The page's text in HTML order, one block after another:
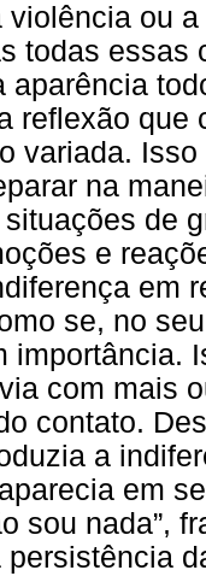
violência ou
todas essas
aparência
reflexão que
variada.
na
de
e
em
se, no
importância.
com mais
contato.
a
em
sou nada”,
persistência